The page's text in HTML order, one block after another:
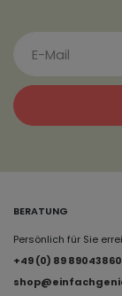
BERATUNG
Persönlich für Sie
+49 (0) 89 89043860